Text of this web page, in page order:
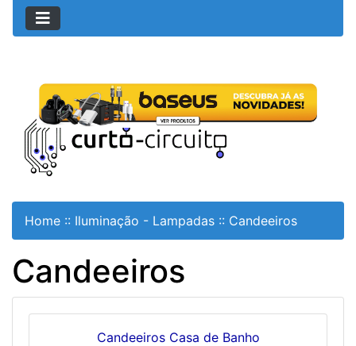
Home :: Iluminação - Lampadas :: Candeeiros
Candeeiros
Candeeiros Casa de Banho